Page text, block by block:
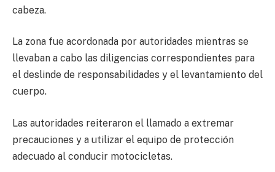
cabeza.
La zona fue acordonada por autoridades mientras se
llevaban a cabo las diligencias correspondientes para
el deslinde de responsabilidades y el levantamiento del
cuerpo.
Las autoridades reiteraron el llamado a extremar
precauciones y a utilizar el equipo de protección
adecuado al conducir motocicletas.